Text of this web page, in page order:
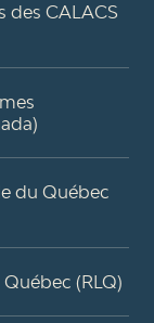
des CALACS
du Québec
(RLQ)